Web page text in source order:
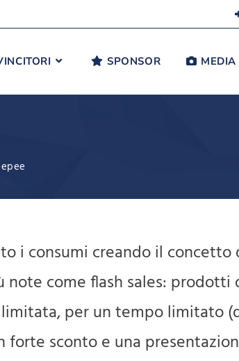
SPONSOR MEDIA
i consumi creando il
come flash sales: prodotti
per un tempo limitato
forte sconto e una